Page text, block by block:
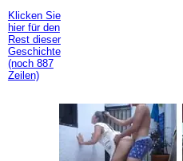
Klicken Sie
hier für den
Rest dieser
Geschichte
(noch 887
Zeilen)